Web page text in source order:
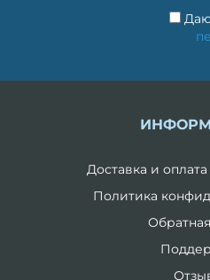
Доставка и
Политика